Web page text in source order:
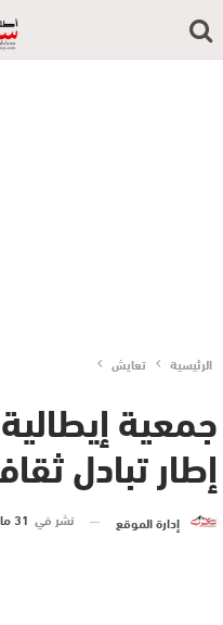
الرئيسية تعايش
جمعية
إطار تبادل
إدارة الموقع نشر في 31 مارس 2018 الساعة 8 و 58 دقيقة